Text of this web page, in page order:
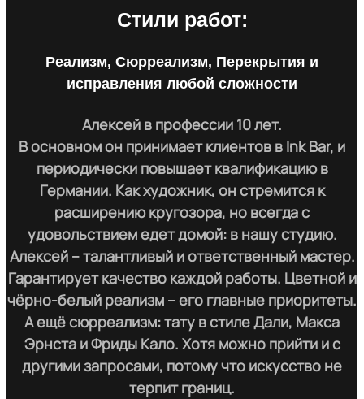
Стили работ:
Реализм, Сюрреализм, Перекрытия и
исправления любой сложности
Алексей в профессии 10 лет.
В основном он принимает клиентов в Ink Bar, и
периодически повышает квалификацию в
Германии. Как художник, он стремится к
расширению кругозора, но всегда с
удовольствием едет домой: в нашу студию.
Алексей – талантливый и ответственный мастер.
Гарантирует качество каждой работы. Цветной и
чёрно-белый реализм – его главные приоритеты.
А ещё сюрреализм: тату в стиле Дали, Макса
Эрнста и Фриды Кало. Хотя можно прийти и с
другими запросами, потому что искусство не
терпит границ.